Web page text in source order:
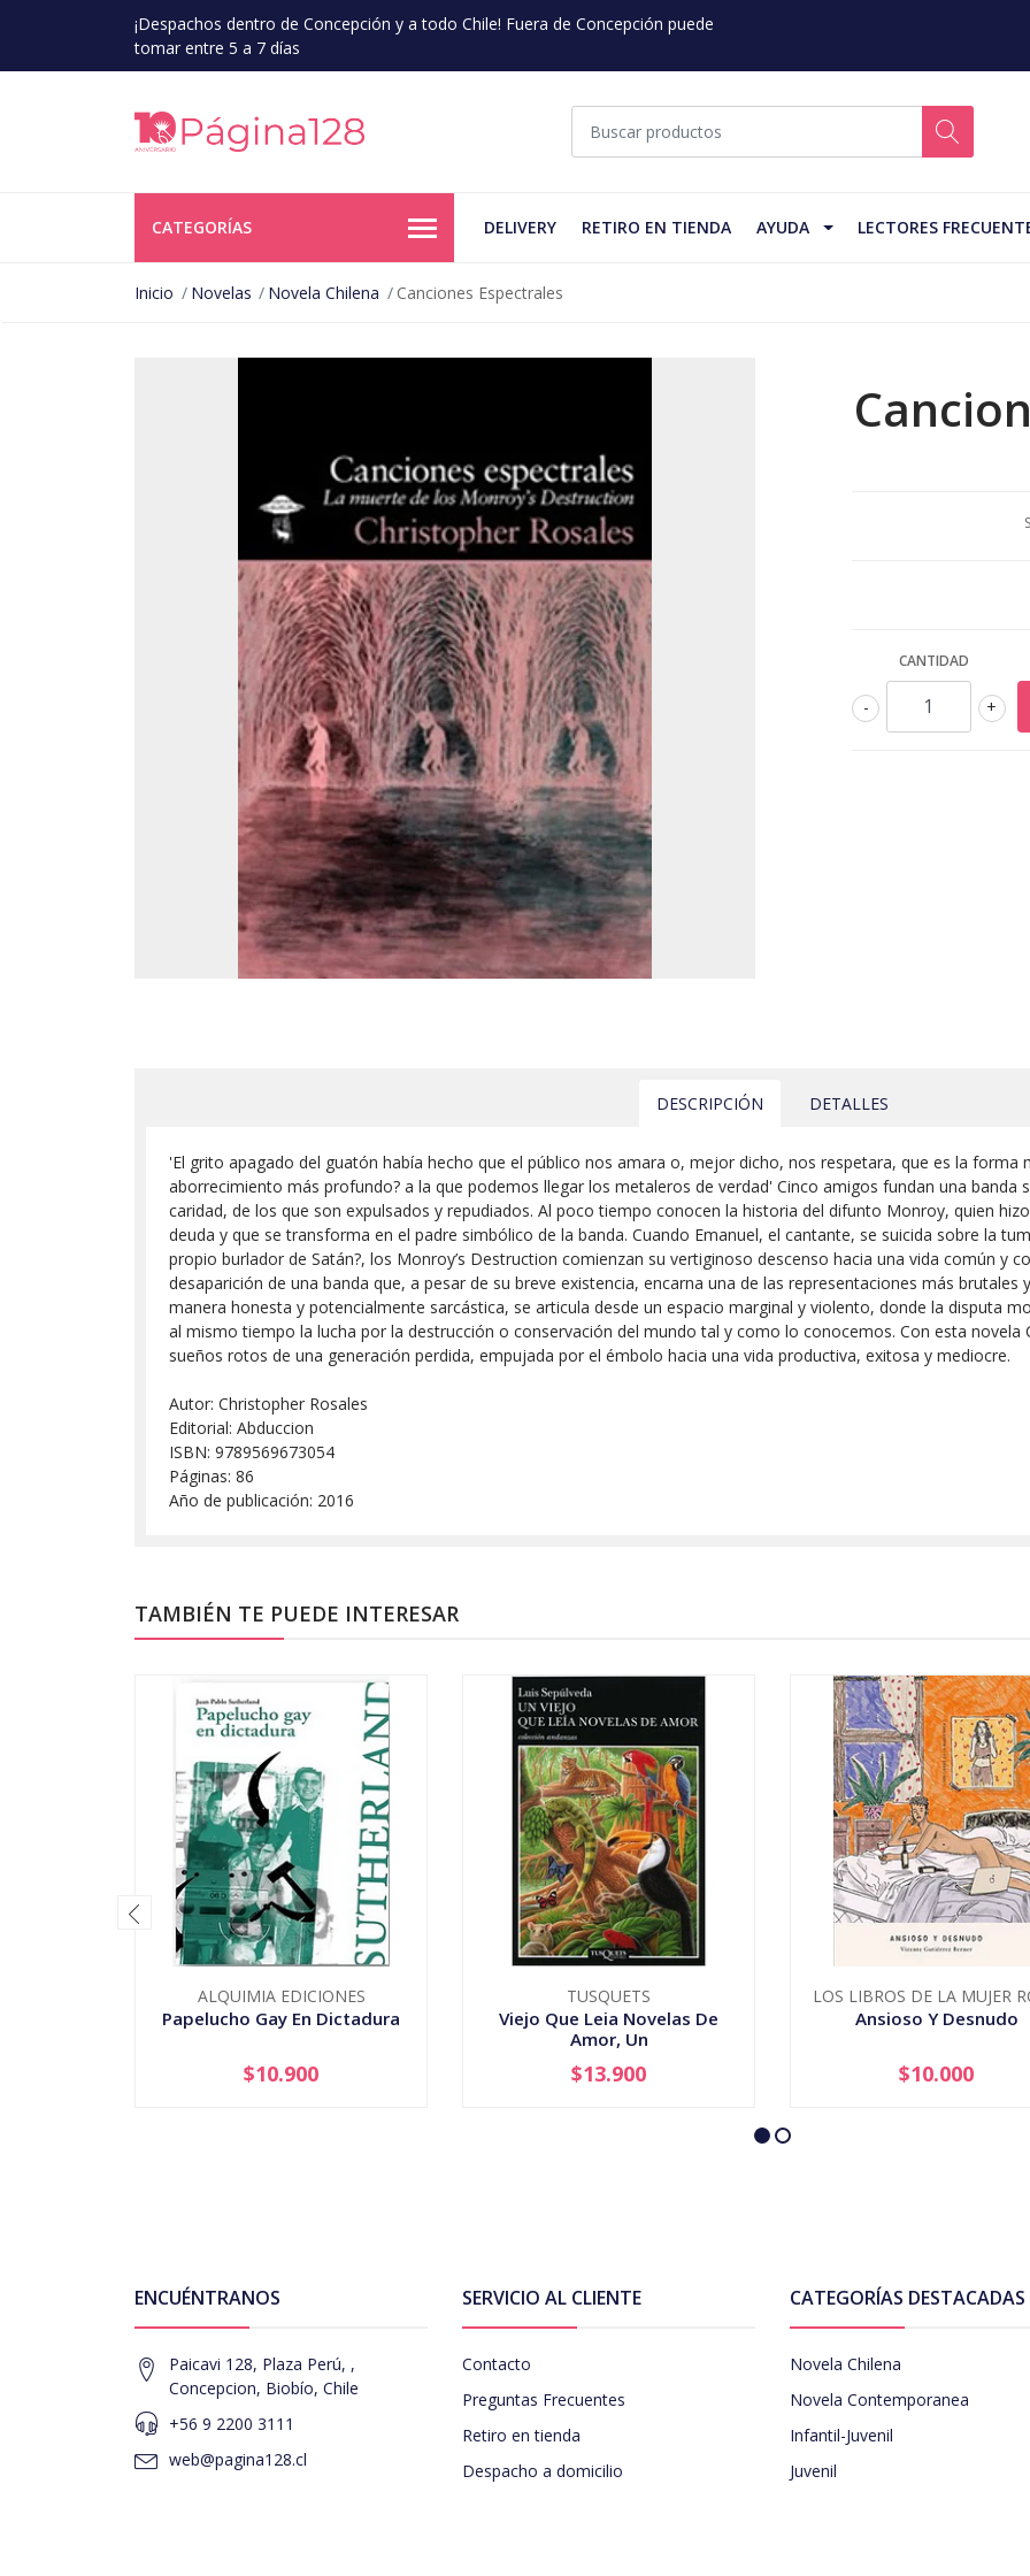
¡Despachos dentro de Concepción y a todo Chile! Fuera de Concepción puede
tomar entre 5 a 7 días
CATEGORÍAS DELIVERY RETIRO EN TIENDA AYUDA LECTORES
Inicio Novelas Novela Chilena Canciones Espectrales
CANTIDAD
+
-
DESCRIPCIÓN DETALLES
'El grito apagado del guatón había hecho que el público nos amara o, mejor dicho, nos respetara, que es la forma
aborrecimiento más profundo? a la que podemos llegar los metaleros de verdad' Cinco amigos fundan una banda
caridad, de los que son expulsados y repudiados. Al poco tiempo conocen la historia del difunto Monroy, quien
deuda y que se transforma en el padre simbólico de la banda. Cuando Emanuel, el cantante, se suicida sobre la
propio burlador de Satán?, los Monroy’s Destruction comienzan su vertiginoso descenso hacia una vida común y
desaparición de una banda que, a pesar de su breve existencia, encarna una de las representaciones más
manera honesta y potencialmente sarcástica, se articula desde un espacio marginal y violento, donde la disputa
al mismo tiempo la lucha por la destrucción o conservación del mundo tal y como lo conocemos. Con esta novela
sueños rotos de una generación perdida, empujada por el émbolo hacia una vida productiva, exitosa y mediocre.
Autor: Christopher Rosales
Editorial: Abduccion
ISBN: 9789569673054
Páginas: 86
Año de publicación: 2016
TAMBIÉN TE PUEDE INTERESAR
ALQUIMIA EDICIONES
Papelucho Gay En Dictadura
+
$10.900
TUSQUETS
Viejo Que Leia Novelas De
Amor, Un
+
$13.900
LOS LIBROS DE LA MUJER
Ansioso Y Desnudo
+
$10.000
ENCUÉNTRANOS
Paicavi 128, Plaza Perú, ,
Concepcion, Biobío, Chile
+56 9 2200 3111
web@pagina128.cl
SERVICIO AL CLIENTE
Contacto
Preguntas Frecuentes
Retiro en tienda
Despacho a domicilio
CATEGORÍAS DESTACADAS
Novela Chilena
Novela Contemporanea
Infantil-Juvenil
Juvenil